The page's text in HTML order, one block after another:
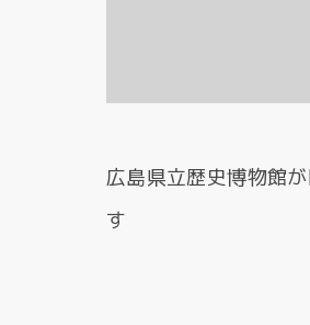
広島県立歴史博物館
す